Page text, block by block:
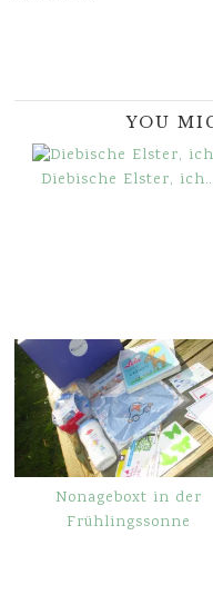
YOU
Diebische Elster, ich…
Nonageboxt in der
Frühlingssonne